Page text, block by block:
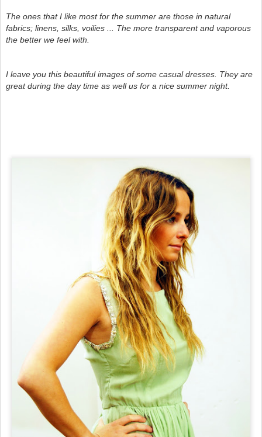
The ones that I like mostfor the summer are those in natural
fabrics; linens, silks , voilies The more transparent and vaporous
the better we feel with.
I leave you this beautiful images of some casual dresses. They are
great during the day time as well us for a nice summer night.